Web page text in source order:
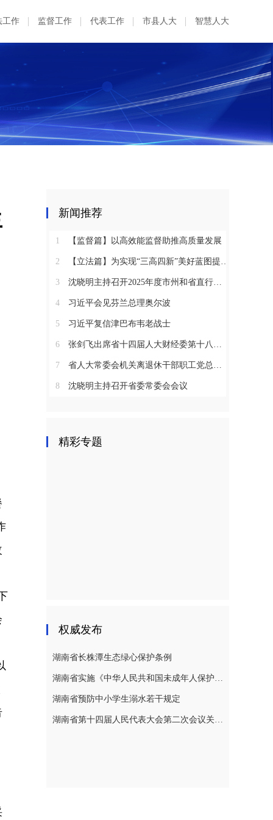
工作 监督工作 代表工作 市县人大 智慧人大
新闻推荐
1 【监督篇】以高效能监督助推高质量发展
2 【立法篇】为实现“三高四新”美好蓝图提供坚实法治保障
3 沈晓明主持召开2025年度市州和省直行业系统党（工）委书记抓基层党建工作述职评议会议
4 习近平会见芬兰总理奥尔波
5 习近平复信津巴布韦老战士
6 张剑飞出席省十四届人大财经委第十八次全体会议
7 省人大常委会机关离退休干部职工党总支召开2025年度总结表彰大会
8 沈晓明主持召开省委常委会会议
精彩专题
权威发布
湖南省长株潭生态绿心保护条例
湖南省实施《中华人民共和国未成年人保护法》若干规定
湖南省预防中小学生溺水若干规定
湖南省第十四届人民代表大会第二次会议关于湖南省人民代表大会常务委员会工作报告的决议